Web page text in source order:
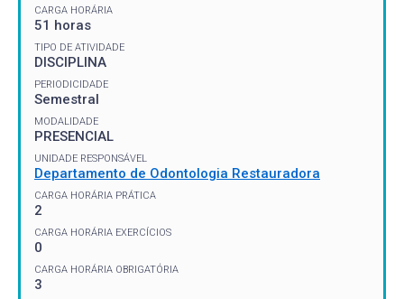
CARGA HORÁRIA
51 horas
TIPO DE ATIVIDADE
DISCIPLINA
PERIODICIDADE
Semestral
MODALIDADE
PRESENCIAL
UNIDADE RESPONSÁVEL
Departamento de Odontologia Restauradora
CARGA HORÁRIA PRÁTICA
2
CARGA HORÁRIA EXERCÍCIOS
0
CARGA HORÁRIA OBRIGATÓRIA
3